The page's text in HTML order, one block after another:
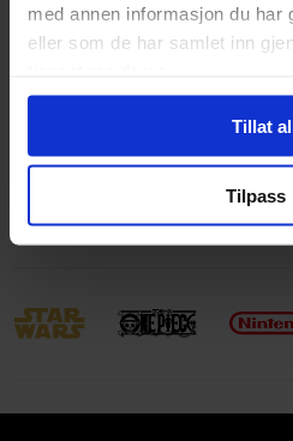
med annen informasjon du har
eller som de har samlet inn
Tillat
Tilpass
Volum
9
Språk